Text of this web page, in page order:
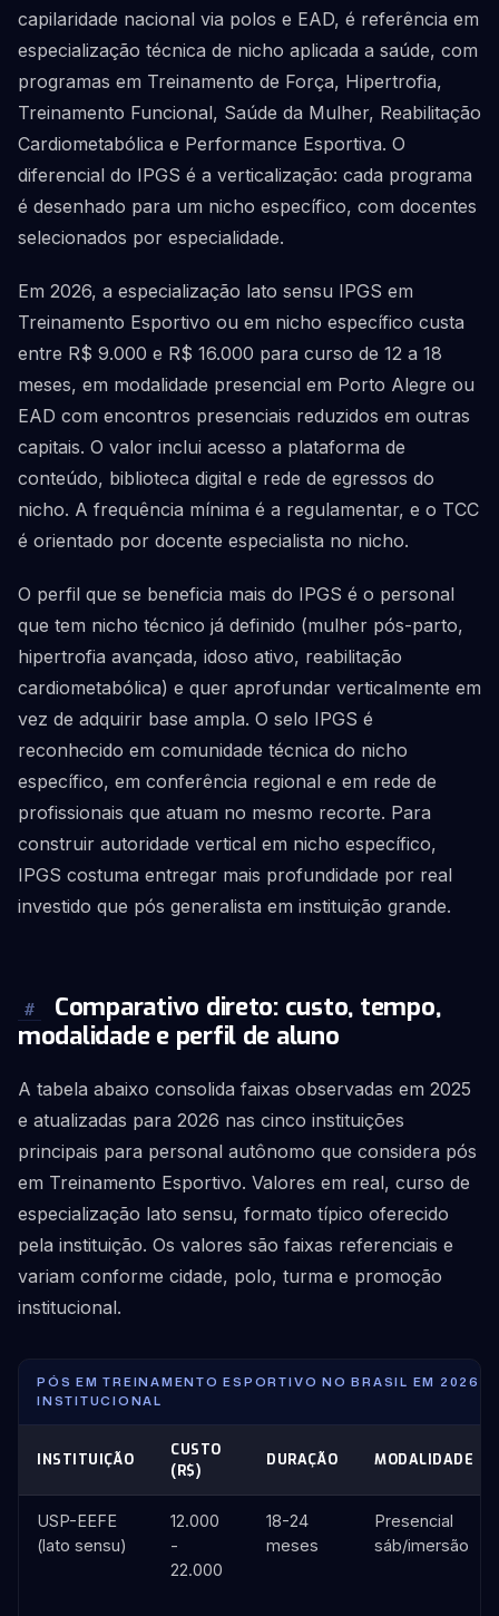
capilaridade nacional via polos e EAD, é referência em
especialização técnica de nicho aplicada a saúde, com
programas em Treinamento de Força, Hipertrofia,
Treinamento Funcional, Saúde da Mulher, Reabilitação
Cardiometabólica e Performance Esportiva. O
diferencial do IPGS é a verticalização: cada programa
é desenhado para um nicho específico, com docentes
selecionados por especialidade.
Em 2026, a especialização lato sensu IPGS em
Treinamento Esportivo ou em nicho específico custa
entre R$ 9.000 e R$ 16.000 para curso de 12 a 18
meses, em modalidade presencial em Porto Alegre ou
EAD com encontros presenciais reduzidos em outras
capitais. O valor inclui acesso a plataforma de
conteúdo, biblioteca digital e rede de egressos do
nicho. A frequência mínima é a regulamentar, e o TCC
é orientado por docente especialista no nicho.
O perfil que se beneficia mais do IPGS é o personal
que tem nicho técnico já definido (mulher pós-parto,
hipertrofia avançada, idoso ativo, reabilitação
cardiometabólica) e quer aprofundar verticalmente em
vez de adquirir base ampla. O selo IPGS é
reconhecido em comunidade técnica do nicho
específico, em conferência regional e em rede de
profissionais que atuam no mesmo recorte. Para
construir autoridade vertical em nicho específico,
IPGS costuma entregar mais profundidade por real
investido que pós generalista em instituição grande.
#
Comparativo direto: custo, tempo,
modalidade e perfil de aluno
A tabela abaixo consolida faixas observadas em 2025
e atualizadas para 2026 nas cinco instituições
principais para personal autônomo que considera pós
em Treinamento Esportivo. Valores em real, curso de
especialização lato sensu, formato típico oferecido
pela instituição. Os valores são faixas referenciais e
variam conforme cidade, polo, turma e promoção
institucional.
PÓS EM TREINAMENTO ESPORTIVO NO BRASIL EM 2026:
INSTITUCIONAL
INSTITUIÇÃO
CUSTO
(R$)
DURAÇÃO MODALIDADE
USP-EEFE
(lato sensu)
12.000
-
22.000
18-24
meses
Presencial
sáb/imersão